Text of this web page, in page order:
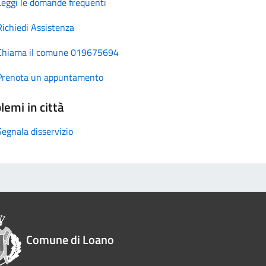
Assistenza
il comune 019675694
un appuntamento
in città
disservizio
Comune di Loano